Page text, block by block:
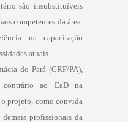
são insubstituíveis
competentes da área.
na capacitação
atuais.
do Pará (CRF/PA),
contrário ao EaD na
o projeto, como convida
profissionais da